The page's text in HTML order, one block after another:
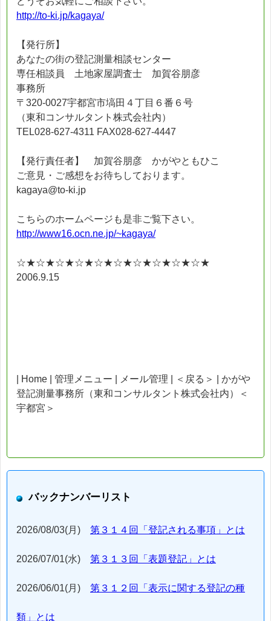
http://to-ki.jp/kagaya/
【発行所】
あなたの街の登記測量相談センター
専任相談員 土地家屋調査士 加賀谷朋彦
事務所
〒320-0027宇都宮市塙田４丁目６番６号
（東和コンサルタント株式会社内）
TEL028-627-4311 FAX028-627-4447
【発行責任者】 加賀谷朋彦 かがやともひこ
ご意見・ご感想をお待ちしております。
kagaya@to-ki.jp
こちらのホームページも是非ご覧下さい。
http://www16.ocn.ne.jp/~kagaya/
☆★☆★☆★☆★☆★☆★☆★☆★☆★☆★
2006.9.15
| Home | 管理メニュー | メール管理 | ＜戻る＞ | かがや
登記測量事務所（東和コンサルタント株式会社内）＜
宇都宮＞
バックナンバーリスト
2026/08/03(月) 第３１４回「登記される事項」とは
2026/07/01(水) 第３１３回「表題登記」とは
2026/06/01(月) 第３１２回「表示に関する登記の種
類」とは